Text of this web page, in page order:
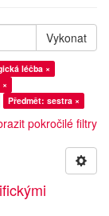
Vykonat
léčba ×
Předmět: sestra ×
pokročilé filtry